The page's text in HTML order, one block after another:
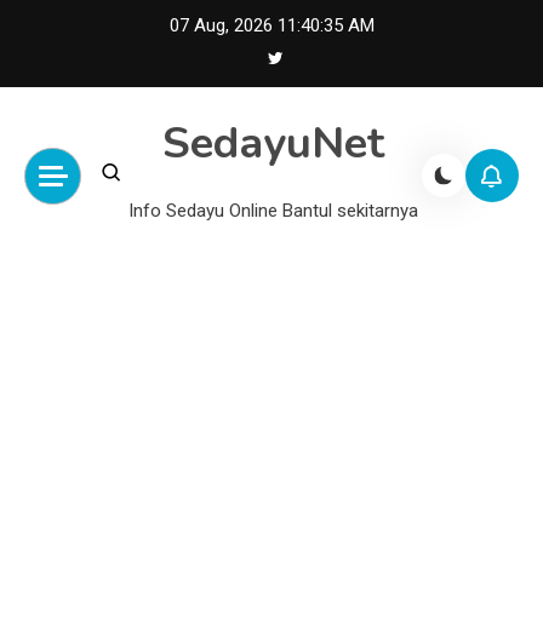
07 Aug, 2026 11:40:36 AM
SedayuNet
Info Sedayu Online Bantul sekitarnya